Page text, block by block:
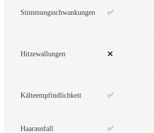
Stimmungsschwankungen ✅
Hitzewallungen ❌
Kälteempfindlichkeit ✅
Haarausfall ✅